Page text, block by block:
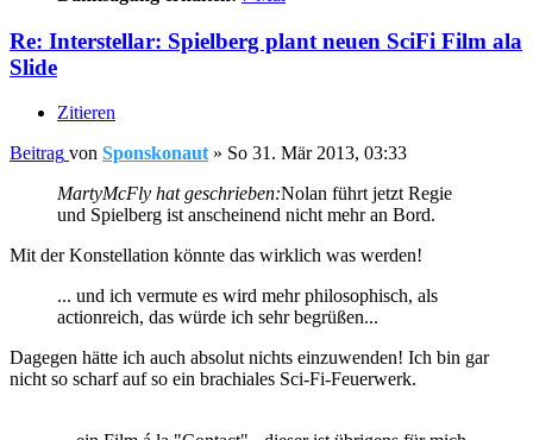
Re: Interstellar: Spielberg plant neuen SciFi Film ala
Slide
Zitieren
Beitrag von Sponskonaut» So 31. Mär 2013, 03:33
MartyMcFly hat geschrieben:Nolan führt jetzt Regie
und Spielberg ist anscheinend nicht mehr an Bord.
Mit der Konstellation könnte das wirklich was werden!
... und ich vermute es wird mehr philosophisch, als
actionreich, das würde ich sehr begrüßen...
Dagegen hätte ich auch absolut nichts einzuwenden! Ich bin gar
nicht so scharf auf so ein brachiales Sci-Fi-Feuerwerk.